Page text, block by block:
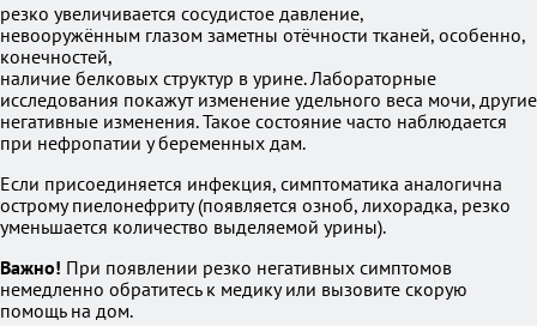
резко увеличивается сосудистое давление,
невооружённым глазом заметны отёчности тканей, особенно,
конечностей,
наличие белковых структур в урине. Лабораторные
исследования покажут изменение удельного веса мочи, другие
негативные изменения. Такое состояние часто наблюдается
при нефропатии у беременных дам.
Если присоединяется инфекция, симптоматика аналогична
острому пиелонефриту (появляется озноб, лихорадка, резко
уменьшается количество выделяемой урины).
Важно! При появлении резко негативных симптомов
немедленно обратитесь к медику или вызовите скорую
помощь на дом.